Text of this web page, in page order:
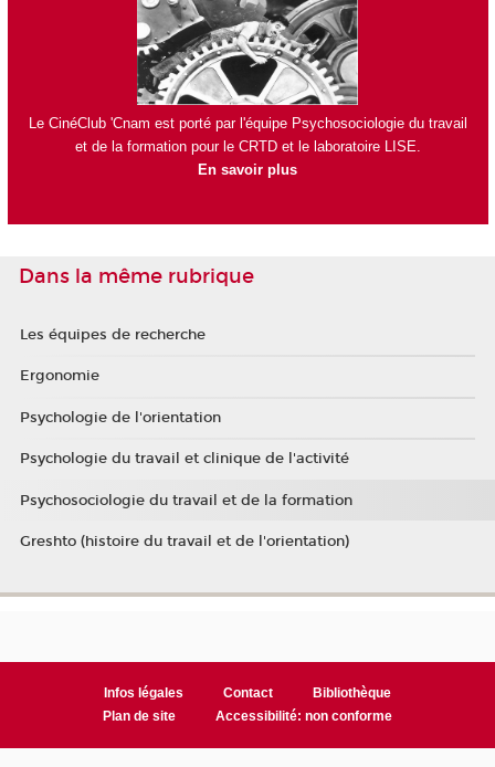
Le CinéClub 'Cnam est porté par l'équipe Psychosociologie du travail
et de la formation pour le CRTDet le laboratoire LISE.
En savoir plus
Dans la même rubrique
Les équipes de recherche
Ergonomie
Psychologie de l'orientation
Psychologie du travail et clinique de l'activité
Psychosociologie du travail et de la formation
Greshto (histoire du travail et de l'orientation)
Infos légales Contact
Bibliothèque
Plan de site
Accessibilité: non conforme